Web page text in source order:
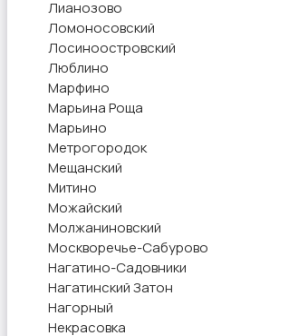
Лианозово
Ломоносовский
Лосиноостровский
Люблино
Марфино
Марьина Роща
Марьино
Метрогородок
Мещанский
Митино
Можайский
Молжаниновский
Москворечье-Сабурово
Нагатино-Садовники
Нагатинский Затон
Нагорный
Некрасовка